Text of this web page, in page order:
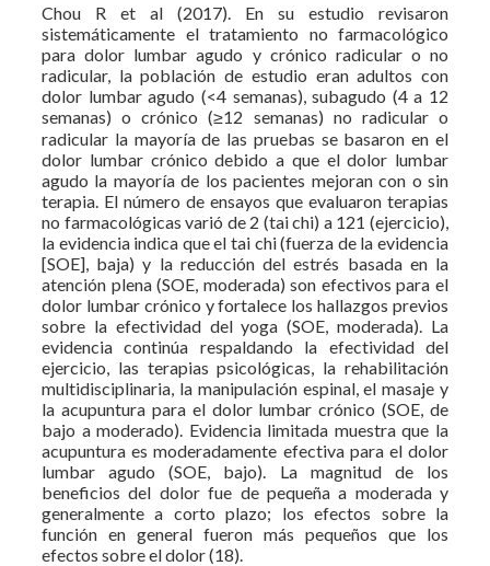
Chou R et al (2017). En su estudio revisaron
sistemáticamente el tratamiento no farmacológico
para dolor lumbar agudo y crónico radicular o no
radicular, la población de estudio eran adultos con
dolor lumbar agudo (<4 semanas), subagudo (4 a 12
semanas) o crónico (≥12 semanas) no radicular o
radicular la mayoría de las pruebas se basaron en el
dolor lumbar crónico debido a que el dolor lumbar
agudo la mayoría de los pacientes mejoran con o sin
terapia. El número de ensayos que evaluaron terapias
no farmacológicas varió de 2 (tai chi) a 121 (ejercicio),
la evidencia indica que el tai chi (fuerza de la evidencia
[SOE], baja) y la reducción del estrés basada en la
atención plena (SOE, moderada) son efectivos para el
dolor lumbar crónico y fortalece los hallazgos previos
sobre la efectividad del yoga (SOE, moderada). La
evidencia continúa respaldando la efectividad del
ejercicio, las terapias psicológicas, la rehabilitación
multidisciplinaria, la manipulación espinal, el masaje y
la acupuntura para el dolor lumbar crónico (SOE, de
bajo a moderado). Evidencia limitada muestra que la
acupuntura es moderadamente efectiva para el dolor
lumbar agudo (SOE, bajo). La magnitud de los
beneficios del dolor fue de pequeña a moderada y
generalmente a corto plazo; los efectos sobre la
función en general fueron más pequeños que los
efectos sobre el dolor (18).